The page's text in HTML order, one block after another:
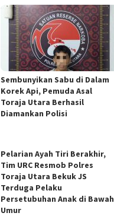
Sembunyikan Sabu di Dalam
Korek Api, Pemuda Asal
Toraja Utara Berhasil
Diamankan Polisi
Pelarian Ayah Tiri Berakhir,
Tim URC Resmob Polres
Toraja Utara Bekuk JS
Terduga Pelaku
Persetubuhan Anak di Bawah
Umur